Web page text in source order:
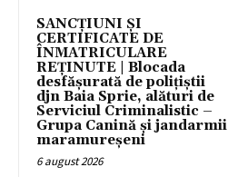
SANCȚIUNI ȘI
CERTIFICATE DE
ÎNMATRICULARE
REȚINUTE | Blocada
desfășurată de polițiștii
djn Baia Sprie, alături de
Serviciul Criminalistic –
Grupa Canină și jandarmii
maramureșeni
6 august 2026